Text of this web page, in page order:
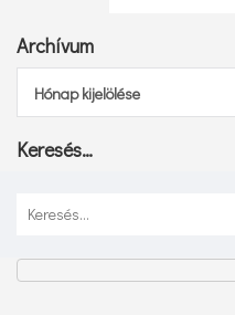
Archívum
Hónap kijelölése
Keresés…
Keresés: